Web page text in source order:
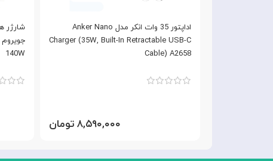
140W
اداپتور 35 وات انکر مدل Anker Nano
Charger (35W, Built-In Retractable USB-C
Cable) A2658
۸,۵۹۰,۰۰۰ تومان